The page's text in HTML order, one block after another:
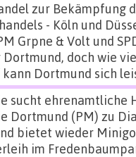
zur Bekämpfung
- Köln und
Grpne & Volt und
Dortmund, doch wie
kann Dortmund sich
sucht ehrenamtliche
Dortmund (PM) zu
bietet wieder
im